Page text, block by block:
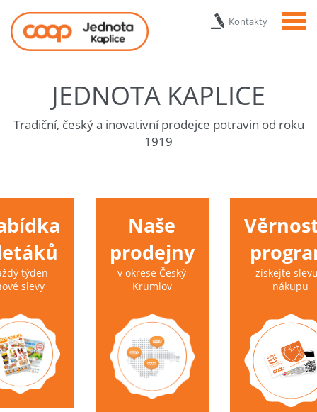
Kontakty Menu
JEDNOTA KAPLICE
Tradiční, český a inovativní prodejce potravin od roku
1919
týden
slevy
Naše
prodejny
v okrese Český
Krumlov
získejte
nákupu